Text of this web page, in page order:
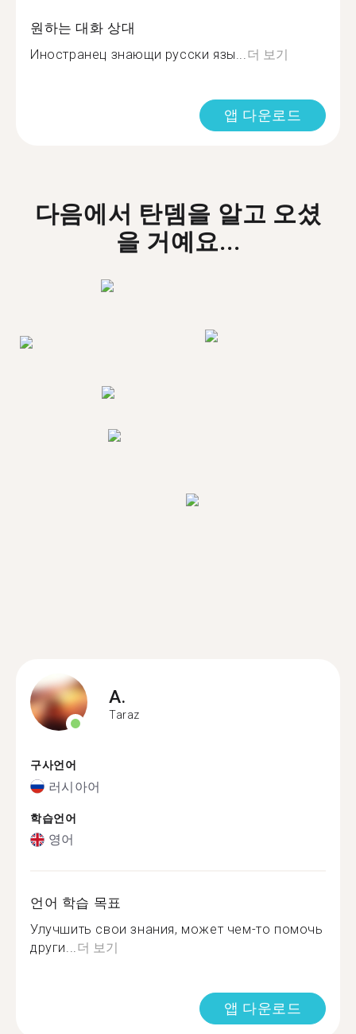
원하는 대화 상대
Иностранец знающи русски язы...더 보기
앱 다운로드
다음에서 탄뎀을 알고 오셨
을 거예요...
A.
Taraz
구사언어
러시아어
학습언어
영어
언어 학습 목표
Улучшить свои знания, может чем-то помочь
други...더 보기
앱 다운로드